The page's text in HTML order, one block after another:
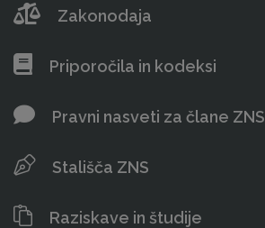
Zakonodaja
Priporočila in kodeksi
Pravni nasveti za člane ZNS
Stališča ZNS
Raziskave in študije